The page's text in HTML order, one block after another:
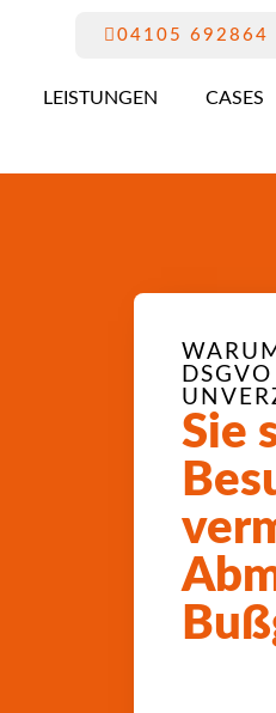
04105 692864
LEISTUNGEN CASES
Sie